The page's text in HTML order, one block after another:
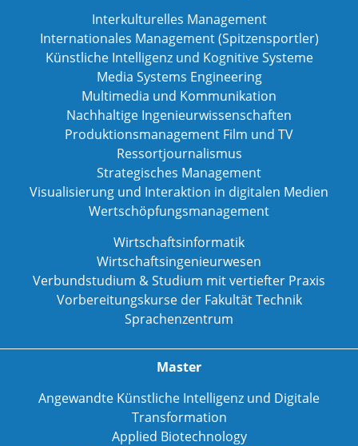
Interkulturelles Management
Internationales Management (Spitzensportler)
Künstliche Intelligenz und Kognitive Systeme
Media Systems Engineering
Multimedia und Kommunikation
Nachhaltige Ingenieurwissenschaften
Produktionsmanagement Film und TV
Ressortjournalismus
Strategisches Management
Visualisierung und Interaktion in digitalen Medien
Wertschöpfungsmanagement
Wirtschaftsinformatik
Wirtschaftsingenieurwesen
Verbundstudium & Studium mit vertiefter Praxis
Vorbereitungskurse der Fakultät Technik
Sprachenzentrum
Master
Angewandte Künstliche Intelligenz und Digitale
Transformation
Applied Biotechnology